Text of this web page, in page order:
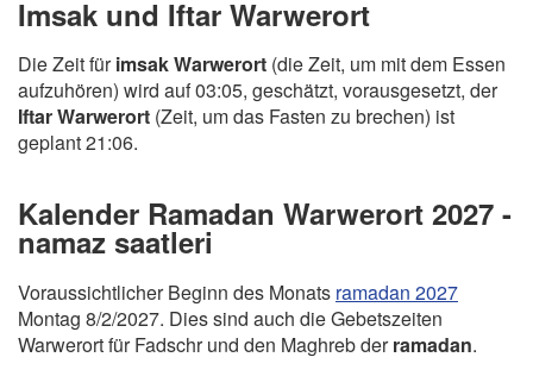
Imsak und Iftar Warwerort
Die Zeit fürimsak Warwerort (die Zeit, um mit dem Essen
aufzuhören) wird auf 03:05, geschätzt, vorausgesetzt, der
Iftar Warwerort (Zeit, um das Fasten zu brechen) ist
geplant 21:06.
Kalender Ramadan Warwerort 2027 -
namaz saatleri
Voraussichtlicher Beginn des Monats ramadan 2027
Montag 8/2/2027. Dies sind auch die Gebetszeiten
Warwerort für Fadschr und den Maghreb derramadan.